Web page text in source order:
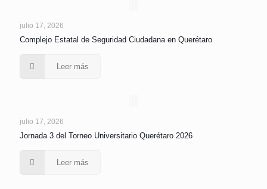
julio 17, 2026
Complejo Estatal de Seguridad Ciudadana en Querétaro
Leer más
julio 17, 2026
Jornada 3 del Torneo Universitario Querétaro 2026
Leer más